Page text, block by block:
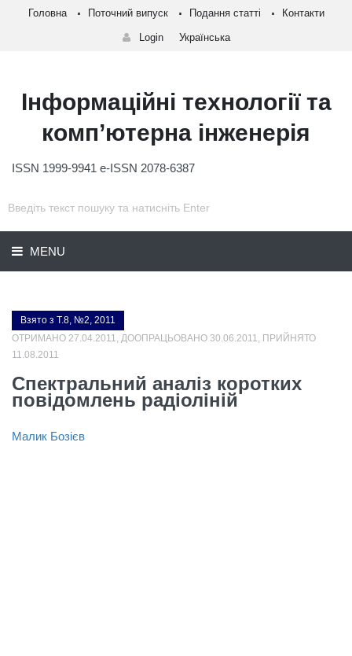
Головна Поточний випуск Подання статті Контакти
Login Українська
Інформаційні технології та
комп’ютерна інженерія
ISSN 1999-9941 e-ISSN 2078-6387
MENU
Взято з Т.8, №2, 2011
ОТРИМАНО 27.04.2011, ДООПРАЦЬОВАНО 30.06.2011, ПРИЙНЯТО
11.08.2011
Спектральний аналіз коротких
повідомлень радіоліній
Малик Бозієв